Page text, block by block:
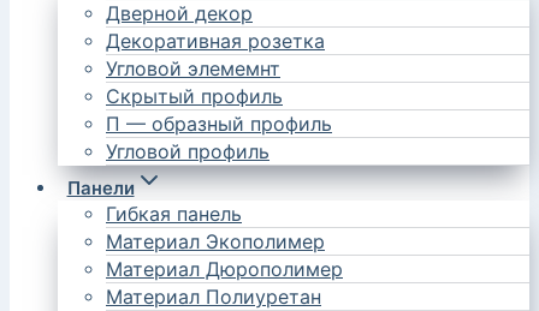
Дверной декор
Декоративная розетка
Угловой элемемнт
Скрытый профиль
П — образный профиль
Угловой профиль
Панели
Гибкая панель
Материал Экополимер
Материал Дюрополимер
Материал Полиуретан